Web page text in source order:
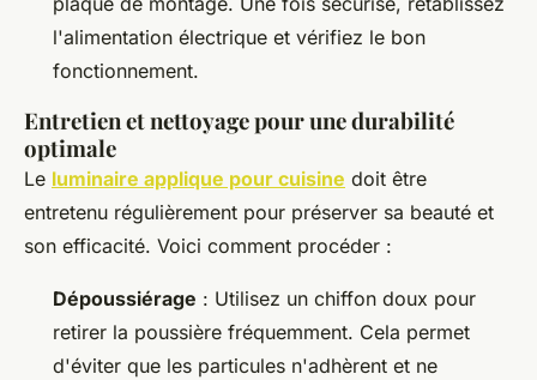
l'alimentation électrique et vérifiez le bon
fonctionnement.
Entretien et nettoyage pour une durabilité
optimale
Le luminaire applique pour cuisine doit être
entretenu régulièrement pour préserver sa beauté et
son efficacité. Voici comment procéder :
Dépoussiérage : Utilisez un chiffon doux pour
retirer la poussière fréquemment. Cela permet
d'éviter que les particules n'adhèrent et ne